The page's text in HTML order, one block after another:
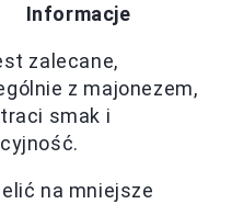
Informacje
zalecane,
z majonezem,
smak i
na mniejsze